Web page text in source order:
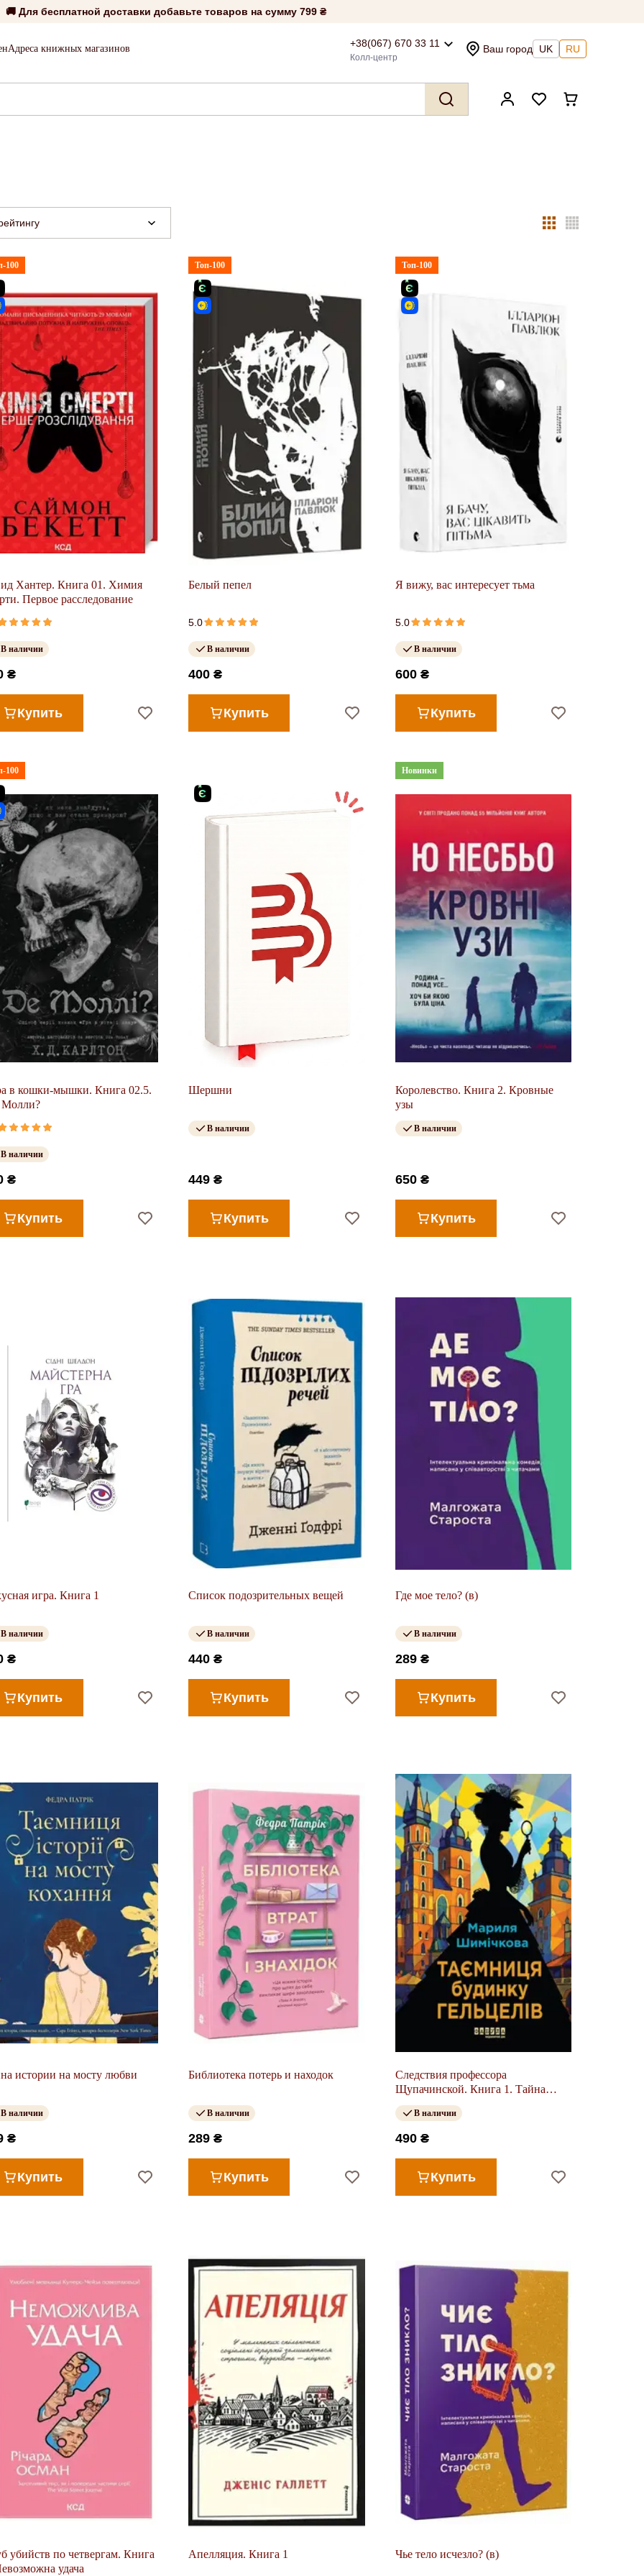
🚚 Для бесплатной доставки добавьте товаров на сумму 799 ₴
Адреса книжных магазинов +38(067) 670 33 11
Колл-центр
Ваш город UK RU
100
Хантер. Книга 01. Химия
Первое расследование
В наличии
₴
Купить
Топ-100
Белый пепел
5.0
В наличии
400 ₴
Купить
Топ-100
Я вижу, вас интересует тьма
5.0
В наличии
600 ₴
Купить
100
в кошки-мышки. Книга 02.5.
Молли?
В наличии
₴
Купить
Шершни
В наличии
449 ₴
Купить
Новинки
Королевство. Книга 2. Кровные
узы
В наличии
650 ₴
Купить
игра. Книга 1
В наличии
₴
Купить
Список подозрительных вещей
В наличии
440 ₴
Купить
Где мое тело? (в)
В наличии
289 ₴
Купить
истории на мосту любви
В наличии
₴
Купить
Библиотека потерь и находок
В наличии
289 ₴
Купить
Следствия профессора
Щупачинской. Книга 1. Тайна
Дома Гельцелей (у)
В наличии
490 ₴
Купить
убийств по четвергам. Книга
удача
Апелляция. Книга 1 Чье тело исчезло? (в)